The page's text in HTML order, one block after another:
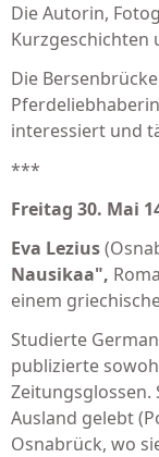
Die Autorin,
Kurzgeschichten
Die
interessiert und
***
Freitag 30. Mai
Eva Lezius
Nausikaa",
einem
Studierte
publizierte
Zeitungsglossen.
Ausland gelebt
Osnabrück, wo